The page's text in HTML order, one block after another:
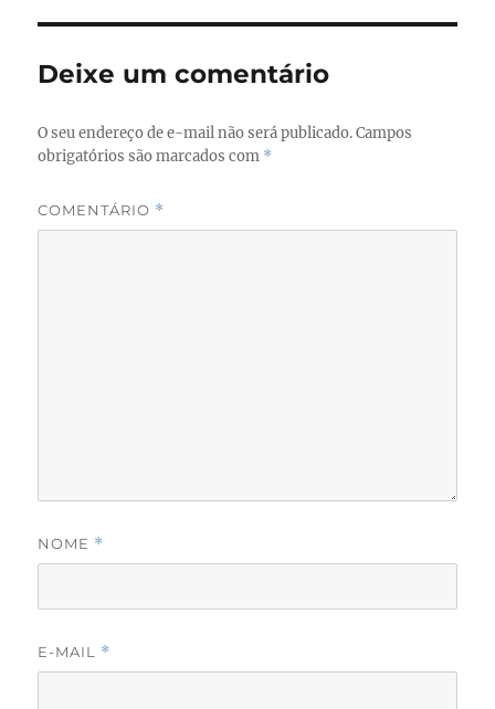
b
o
o
k
d
o
n
Deixe um comentário
O seu endereço de e-mail não será publicado. Campos
obrigatórios são marcados com *
COMENTÁRIO *
NOME *
E-MAIL *